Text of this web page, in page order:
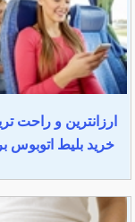
ارزانترین و راحت
خرید بلیط اتوبوس